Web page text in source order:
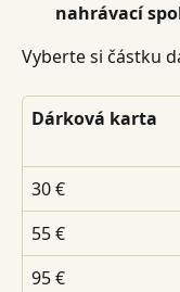
nahrávací
Vyberte si částku
Dárková karta
30 €
55 €
95 €